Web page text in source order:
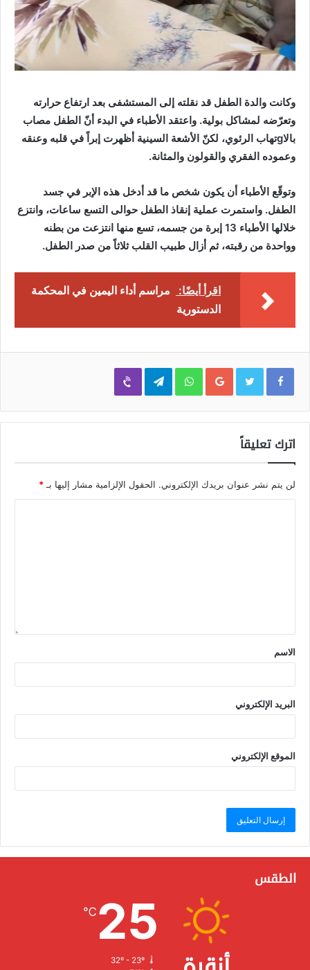
وكانت والدة الطفل قد نقلته إلى المستشفى بعد ارتفاع حرارته
وتعرّضه لمشاكل بولية. واعتقد الأطباء في البدء أنّ الطفل مصاب
بالاgتهاب الرئوي، لكنّ الأشعة السينية أظهرت إبراً في قلبه وعنقه
وعموده الفقري والقولون والمثانة.
وتوقّع الأطباء أن يكون شخص ما قد أدخل هذه الإبر في جسد
الطفل. واستمرت عملية إنقاذ الطفل حوالى التسع ساعات، وانتزع
خلالها الأطباء 13 إبرة من جسمه، تسع منها انتزعت من بطنه
وواحدة من رقبته، ثم أزال طبيب القلب ثلاثاً من صدر الطفل.
اقرأ أيضًا:
مراسم أداء اليمين في المحكمة
الدستورية
Google+
WhatsApp
Telegram
Viber
اترك تعليقاً
لن يتم نشر عنوان بريدك الإلكتروني. الحقول الإلزامية مشار إليها بـ*
الاسم
البريد الإلكتروني
الموقع الإلكتروني
الطقس
25
℃
32º - 23º